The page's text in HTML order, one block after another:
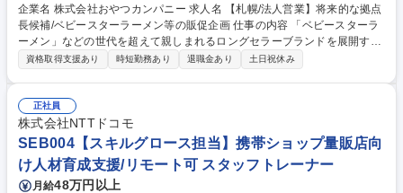
企業名 株式会社おやつカンパニー 求人名 【札幌/法人営業】将来的な拠点
長候補/ベビースターラーメン等の販促企画 仕事の内容 「ベビースターラ
ーメン」などの世代を超えて親しまれるロングセラーブランドを展開する
当社にて、既存取引先への営業職をご担当いただきます。各取引先の販売
などの管理、サポート業務をお任せします。 【主要業務】■得意先（問
屋、小売）に対して商談 ■日々の報連相 ■月次、四半期の販売目標に営業
活動の立案・実行・検証 ■毎月の売上レポート作成 ■マーケティング部門
と連携した販促企画、実施 ■その他、営業活動に伴う業務 募集職種 【札
幌/法人営業】将来的な拠点長候補/ベビースターラーメン等の販促企画
資格取得支援あり 時短勤務あり 退職金あり 土日祝休み
正社員
株式会社NTTドコモ
SEB004【スキルグロース担当】携帯ショップ量販店向
け人材育成支援/リモート可 スタッフトレーナー
月給48万円以上